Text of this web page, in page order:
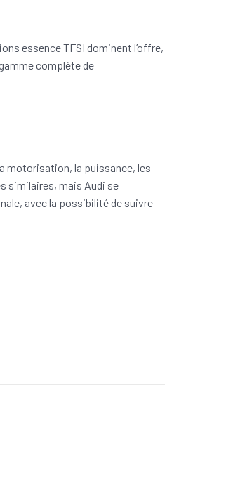
essence TFSI dominent l’offre,
complète de
motorisation, la puissance, les
similaires, mais Audi se
avec la possibilité de suivre